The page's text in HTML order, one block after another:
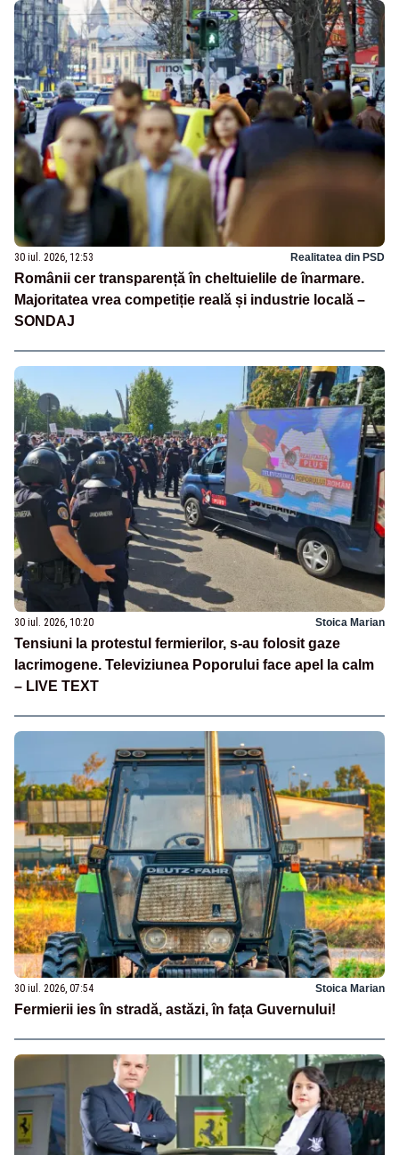
30 iul. 2026, 12:53 Realitatea din PSD
Românii cer transparență în cheltuielile de înarmare.
Majoritatea vrea competiție reală și industrie locală –
SONDAJ
30 iul. 2026, 10:20 Stoica Marian
Tensiuni la protestul fermierilor, s-au folosit gaze
lacrimogene. Televiziunea Poporului face apel la calm
– LIVE TEXT
30 iul. 2026, 07:54 Stoica Marian
Fermierii ies în stradă, astăzi, în fața Guvernului!